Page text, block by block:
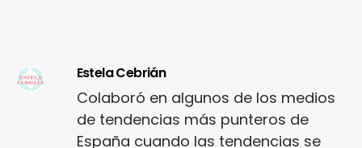
Estela Cebrián
Colaboró en algunos de los medios
de tendencias más punteros de
España cuando las tendencias se